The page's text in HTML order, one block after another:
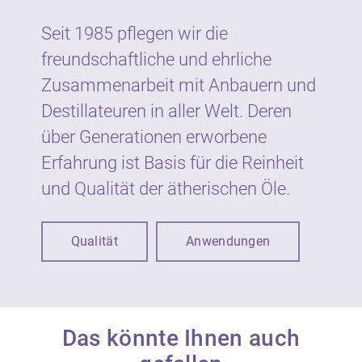
Garten.
Wie gesetzlich vorgeschrieben sind
ätherische Öle von Neumond auf dem Etikett
mit Warnhinweisen und Symbolen
gekennzeichnet. Die Kennzeichnung dient
VerbraucherInnen vor möglichen Gefahren
bei unsachgemäßer Verwendung.
Anwendung auf der Haut und Schleimhaut
ätherischen Ölen in kosmetischen Produkten
beträgt in der Regel bis zu 1 %.
Seit 1985 pflegen wir die
freundschaftliche und ehrliche
Zusammenarbeit mit Anbauern und
Destillateuren in aller Welt. Deren
über Generationen erworbene
Erfahrung ist Basis für die Reinheit
und Qualität der ätherischen Öle.
Qualität Anwendungen
Das könnte Ihnen auch